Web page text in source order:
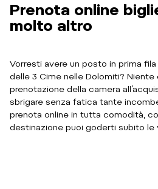
Prenota online
molto altro
Vorresti avere un posto in prima fila
delle 3 Cime nelle Dolomiti? Niente
prenotazione della camera
sbrigare senza fatica tante
prenota online in tutta comodità,
destinazione puoi goderti subito le